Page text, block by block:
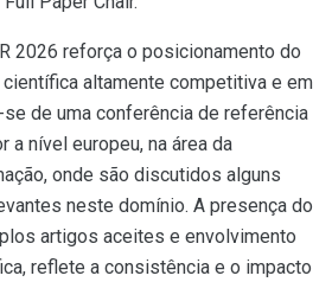
2026 reforça o posicionamento do
científica altamente competitiva e em
se de uma conferência de referência
a nível europeu, na área da
onde são discutidos alguns
neste domínio. A presença do
artigos aceites e envolvimento
reflete a consistência e o impacto